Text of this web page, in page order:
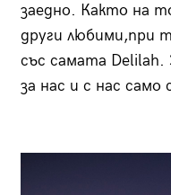
заедно. Както на
други любими,при
със самата
за нас и с нас само